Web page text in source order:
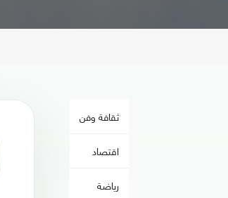
ثقافة وفن
اقتصاد
رياضة